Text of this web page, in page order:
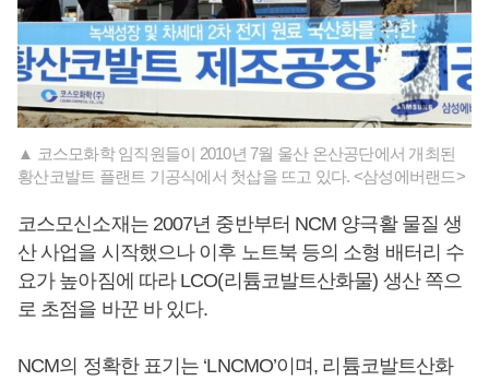
▲ 코스모화학 임직원들이 2010년 7월 울산 온산공단에서 개최된
황산코발트 플랜트 기공식에서 첫삽을 뜨고 있다. <삼성에버랜드>
코스모신소재는 2007년 중반부터 NCM 양극활 물질 생
산 사업을 시작했으나 이후 노트북 등의 소형 배터리 수
요가 높아짐에 따라 LCO(리튬코발트산화물) 생산 쪽으
로 초점을 바꾼 바 있다.
NCM의 정확한 표기는 ‘LNCMO’이며, 리튬코발트산화